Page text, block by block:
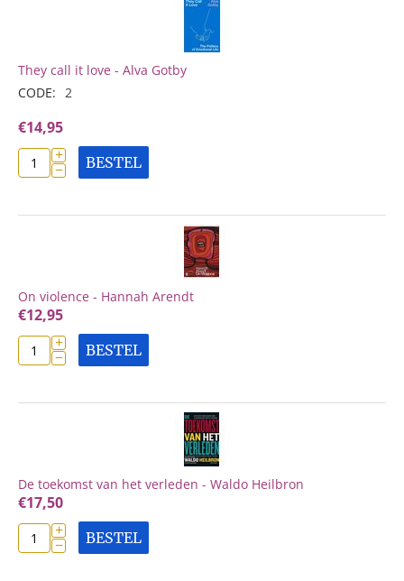
They call it love - Alva Gotby
CODE: 2
€14,95
+
− BESTEL
On violence - Hannah Arendt
€12,95
+
− BESTEL
De toekomst van het verleden - Waldo Heilbron
€17,50
+
− BESTEL